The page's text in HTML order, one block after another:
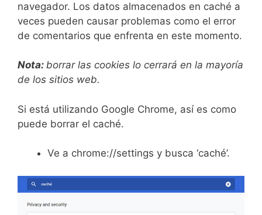
navegador. Los datos almacenados en caché a
veces pueden causar problemas como el error
de comentarios que enfrenta en este momento.
Nota: borrar las cookies lo cerrará en la mayoría
de los sitios web.
Si está utilizando Google Chrome, así es como
puede borrar el caché.
Ve a chrome://settings y busca ‘caché’.